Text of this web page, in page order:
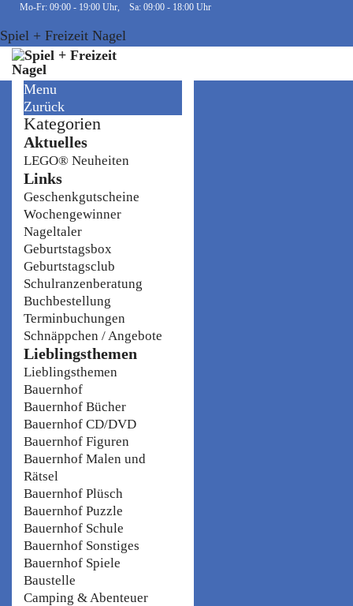
Spiel + Freizeit Nagel
Mo-Fr: 09:00 - 19:00 Uhr, Sa: 09:00 - 18:00 Uhr
Menu
Zurück
Kategorien
Aktuelles
LEGO® Neuheiten
Links
Geschenkgutscheine
Wochengewinner
Nageltaler
Geburtstagsbox
Geburtstagsclub
Schulranzenberatung
Buchbestellung
Terminbuchungen
Schnäppchen / Angebote
Lieblingsthemen
Lieblingsthemen
Bauernhof
Bauernhof Bücher
Bauernhof CD/DVD
Bauernhof Figuren
Bauernhof Malen und
Rätsel
Bauernhof Plüsch
Bauernhof Puzzle
Bauernhof Schule
Bauernhof Sonstiges
Bauernhof Spiele
Baustelle
Camping & Abenteuer